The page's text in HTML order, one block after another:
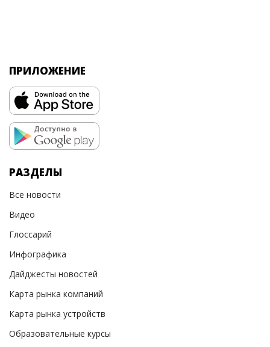
ПРИЛОЖЕНИЕ
РАЗДЕЛЫ
Все новости
Видео
Глоссарий
Инфографика
Дайджесты новостей
Карта рынка компаний
Карта рынка устройств
Образовательные курсы